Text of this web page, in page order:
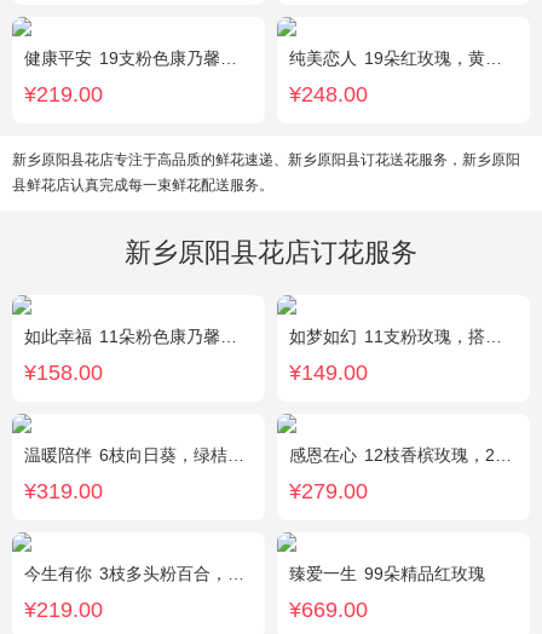
健康平安 19支粉色康乃馨，1支香水百合，搭配适量石竹梅、黄莺。
¥219.00
纯美恋人 19朵红玫瑰，黄莺、满天星、绿叶适量点缀
¥248.00
新乡原阳县花店专注于高品质的鲜花速递、新乡原阳县订花送花服务，新乡原阳
县鲜花店认真完成每一束鲜花配送服务。
新乡原阳县花店订花服务
如此幸福 11朵粉色康乃馨，黄莺、满天星搭配。
¥158.00
如梦如幻 11支粉玫瑰，搭配红豆点缀。
¥149.00
温暖陪伴 6枝向日葵，绿桔梗丰满，栀子叶搭配
¥319.00
感恩在心 12枝香槟玫瑰，2枝向日葵，搭配白色满天星、尤加利叶
¥279.00
今生有你 3枝多头粉百合，5枝红玫瑰，点缀情人草叶材作成精美的 花瓶花插
¥219.00
臻爱一生 99朵精品红玫瑰
¥669.00